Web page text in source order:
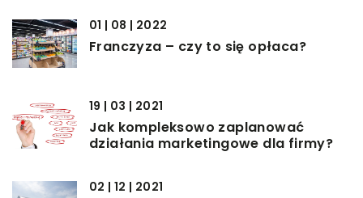
01 | 08 | 2022
Franczyza – czy to się opłaca?
19 | 03 | 2021
Jak kompleksowo zaplanować
działania marketingowe dla firmy?
02 | 12 | 2021